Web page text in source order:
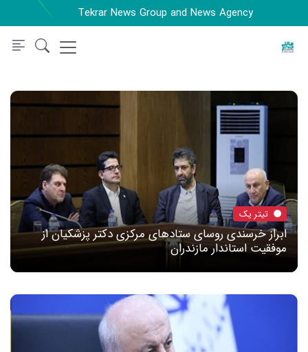
Tekrar News Group and News Agency
تیتر یک
ابراز خرسندی روسای ستادهای مرکزی دکتر پزشکیان از
موفقیت استاندار مازندران